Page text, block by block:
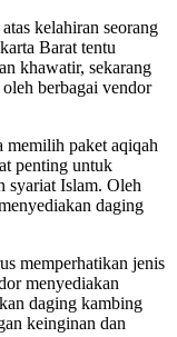
kelahiran seorang
Barat tentu
khawatir, sekarang
berbagai vendor
memilih paket aqiqah
penting untuk
syariat Islam. Oleh
daging
memperhatikan jenis
menyediakan
daging kambing
keinginan dan